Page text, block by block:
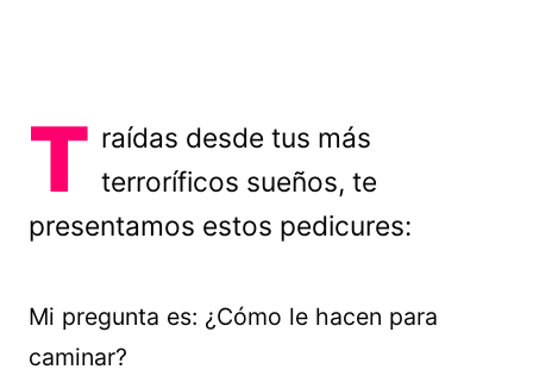
T raídas desde tus más
terroríficos sueños, te
presentamos estos pedicures:
Mi pregunta es: ¿Cómo le hacen para
caminar?